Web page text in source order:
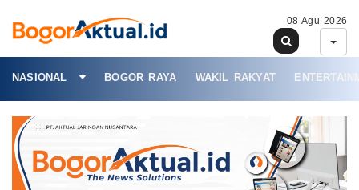
08 Agu 2026
NASIONAL BOGOR RAYA WAKIL RAKYAT